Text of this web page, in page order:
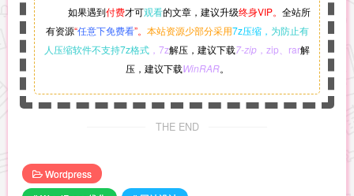
如果遇到付费才可观看的文章，建议升级终身VIP。 全站所
有资源“任意下免费看”。 本站资源少部分采用7z压缩， 为防止有
人压缩软件不支持7z格式 ，7z解压，建议下载7-zip ，zip、rar解
压，建议下载WinRAR。
THE END
Wordpress